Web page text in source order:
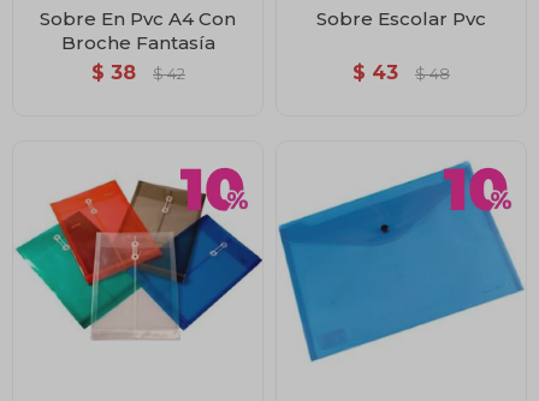
Sobre En Pvc A4 Con
Broche Fantasía
$ 38 $ 42
Sobre Escolar Pvc
$ 43 $ 48